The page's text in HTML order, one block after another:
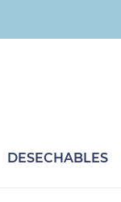
DESECHABLES